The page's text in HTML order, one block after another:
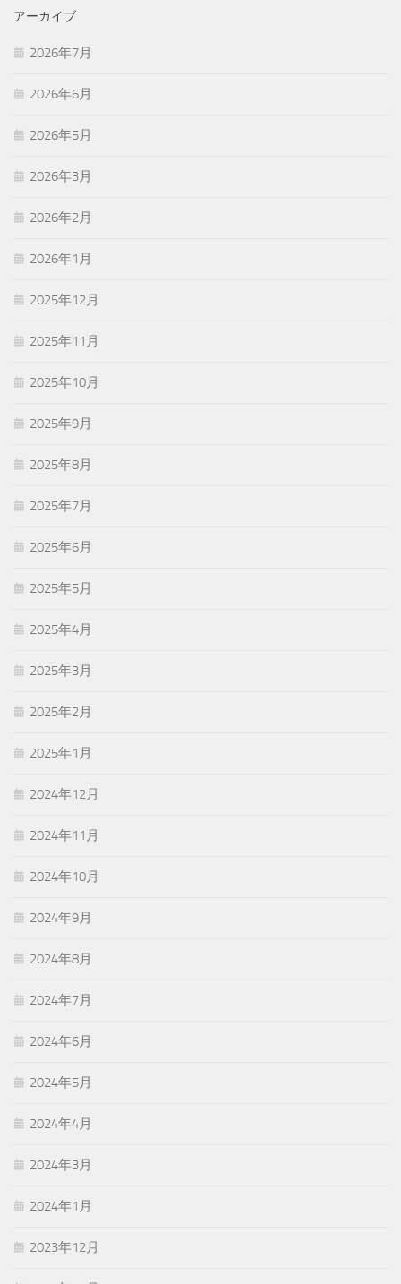
アーカイブ
2026年7月
2026年6月
2026年5月
2026年3月
2026年2月
2026年1月
2025年12月
2025年11月
2025年10月
2025年9月
2025年8月
2025年7月
2025年6月
2025年5月
2025年4月
2025年3月
2025年2月
2025年1月
2024年12月
2024年11月
2024年10月
2024年9月
2024年8月
2024年7月
2024年6月
2024年5月
2024年4月
2024年3月
2024年1月
2023年12月